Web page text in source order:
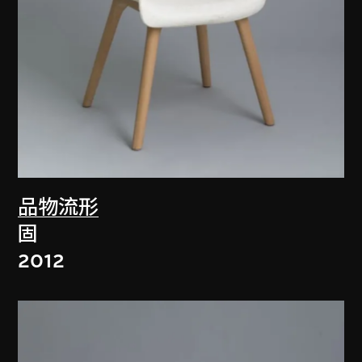
品物流形
固
2012